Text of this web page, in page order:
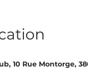
10 Rue Montorge,